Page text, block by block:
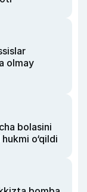
olmay
bolasini
o‘qildi